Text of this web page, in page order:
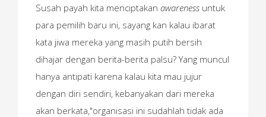
Susah payah kita menciptakan awareness untuk
para pemilih baru ini, sayang kan kalau ibarat
kata jiwa mereka yang masih putih bersih
dihajar dengan berita-berita palsu? Yang muncul
hanya antipati karena kalau kita mau jujur
dengan diri sendiri, kebanyakan dari mereka
akan berkata,"organisasi ini sudahlah tidak ada